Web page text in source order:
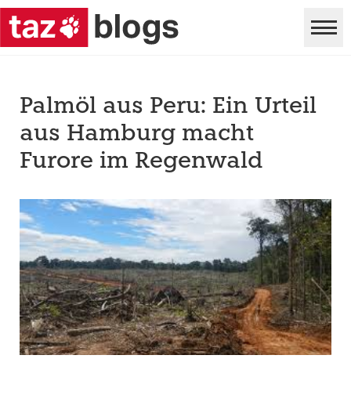
Palmöl aus Peru: Ein Urteil
aus Hamburg macht
Furore im Regenwald